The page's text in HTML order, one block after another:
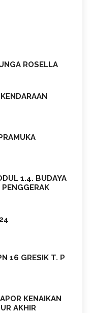
ROSELLA
1.4. BUDAYA
16 GRESIK T. P
KENAIKAN
AKHIR